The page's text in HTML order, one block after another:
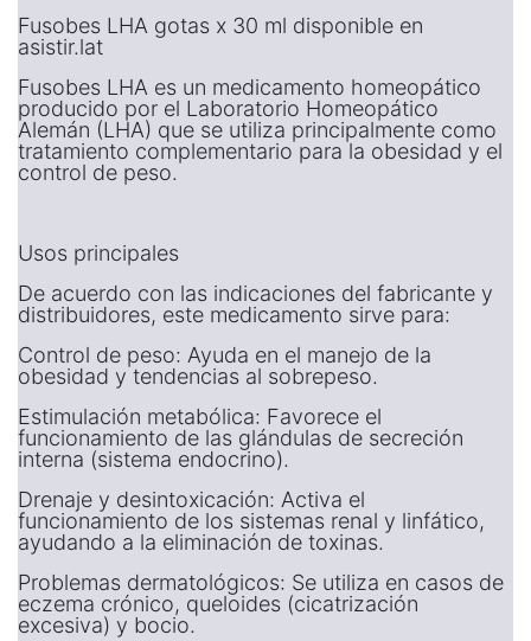
Fusobes LHA gotas x 30 ml disponible en
asistir.lat
Fusobes LHA es un medicamento homeopático
producido por el Laboratorio Homeopático
Alemán (LHA) que se utiliza principalmente como
tratamiento complementario para la obesidad y el
control de peso.
Usos principales
De acuerdo con las indicaciones del fabricante y
distribuidores, este medicamento sirve para:
Control de peso: Ayuda en el manejo de la
obesidad y tendencias al sobrepeso.
Estimulación metabólica: Favorece el
funcionamiento de las glándulas de secreción
interna (sistema endocrino).
Drenaje y desintoxicación: Activa el
funcionamiento de los sistemas renal y linfático,
ayudando a la eliminación de toxinas.
Problemas dermatológicos: Se utiliza en casos de
eczema crónico, queloides (cicatrización
excesiva) y bocio.